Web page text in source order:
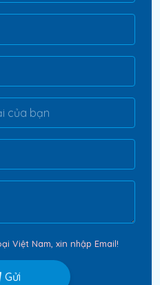
Việt Nam, xin nhập Email!
Gửi